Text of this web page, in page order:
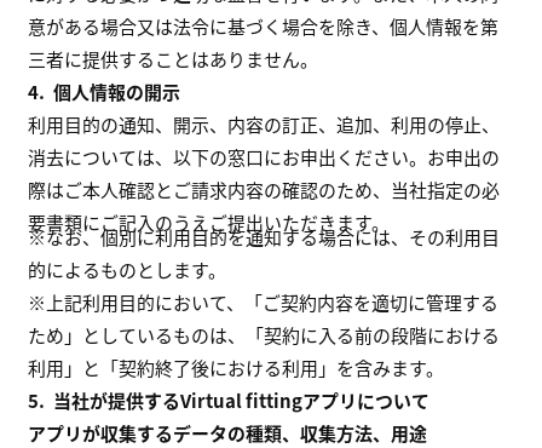
意がある場合又は法令に基づく場合を除き、個人情報を第
三者に提供することはありません。
4. 個人情報の開示
利用目的の通知、開示、内容の訂正、追加、利用の停止、
消去については、以下の窓口にお申出ください。お申出の
際はご本人確認とご請求内容の確認のため、当社指定の必
要書類にご記入のうえご提出いただきます。
※なお、個別に利用目的を通知する場合には、その利用目
的によるものとします。
※上記利用目的において、「ご契約内容を適切に管理する
ため」としているものは、「契約に入る前の段階における
利用」と「契約終了後における利用」を含みます。
5. 当社が提供するVirtual fittingアプリについて
アプリが収集するデータの種類、収集方法、用途